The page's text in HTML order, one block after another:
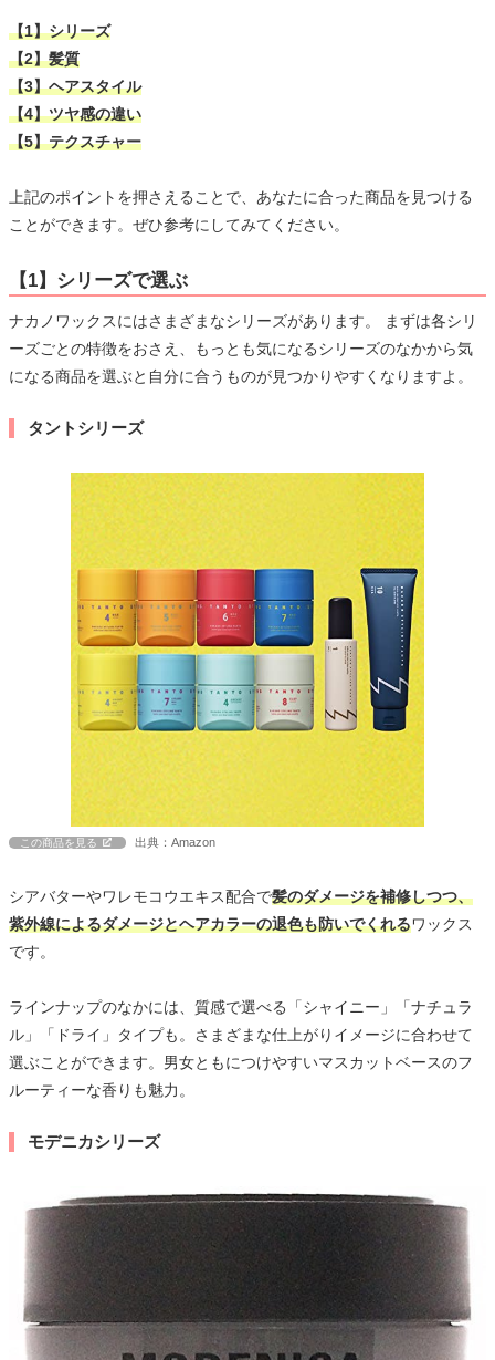
【1】シリーズ
【2】髪質
【3】ヘアスタイル
【4】ツヤ感の違い
【5】テクスチャー
上記のポイントを押さえることで、あなたに合った商品を見つける
ことができます。ぜひ参考にしてみてください。
【1】シリーズで選ぶ
ナカノワックスにはさまざまなシリーズがあります。 まずは各シリ
ーズごとの特徴をおさえ、もっとも気になるシリーズのなかから気
になる商品を選ぶと自分に合うものが見つかりやすくなりますよ。
タントシリーズ
この商品を見る 出典：Amazon
シアバターやワレモコウエキス配合で髪のダメージを補修しつつ、
紫外線によるダメージとヘアカラーの退色も防いでくれるワックス
です。
ラインナップのなかには、質感で選べる「シャイニー」「ナチュラ
ル」「ドライ」タイプも。さまざまな仕上がりイメージに合わせて
選ぶことができます。男女ともにつけやすいマスカットベースのフ
ルーティーな香りも魅力。
モデニカシリーズ